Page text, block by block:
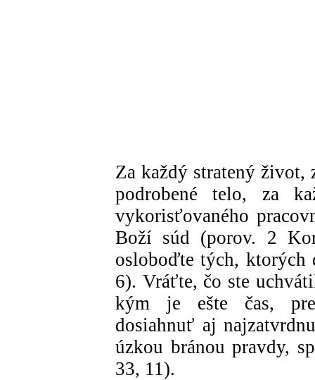
Za každý stratený život,
podrobené telo, za
vykorisťovaného
Boží súd (porov. 2
osloboďte tých,
6). Vráťte, čo ste
kým je ešte čas,
dosiahnuť aj
úzkou bránou pravdy,
33, 11).